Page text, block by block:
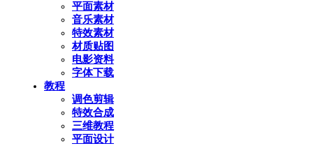
平面素材
音乐素材
特效素材
材质贴图
电影资料
字体下载
教程
调色剪辑
特效合成
三维教程
平面设计